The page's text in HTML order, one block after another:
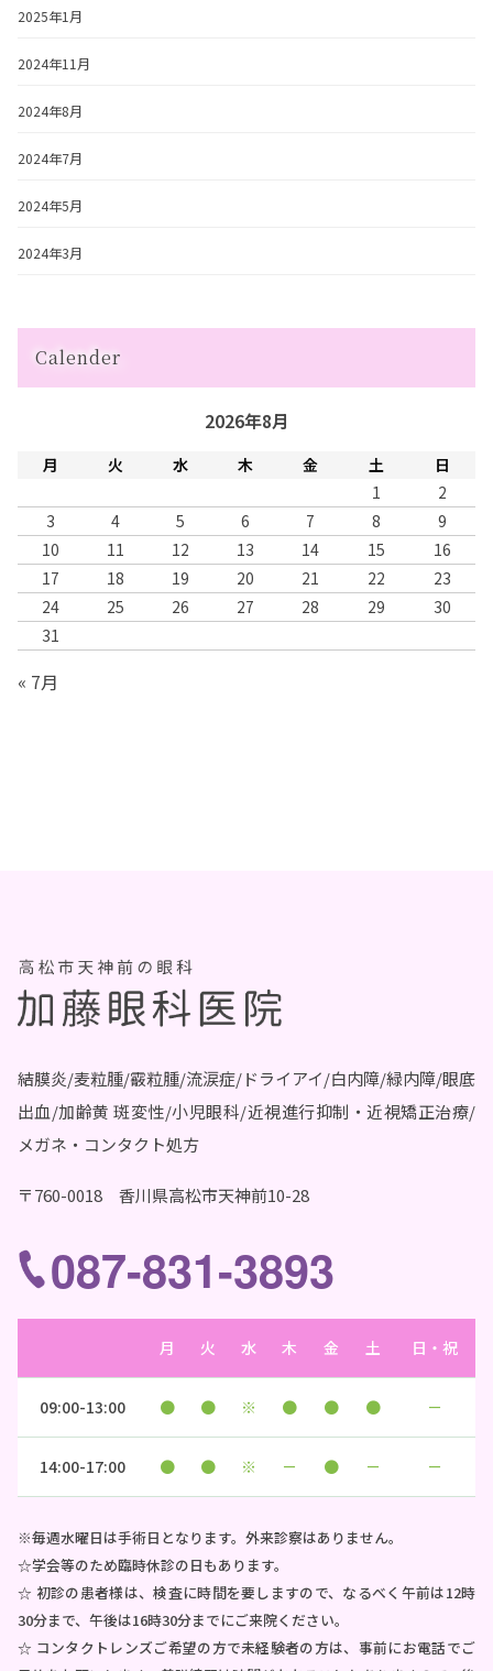
2025年1月
2024年11月
2024年8月
2024年7月
2024年5月
2024年3月
Calender
2026年8月
月 火 水 木 金 土
日
1
2
3
4 5 6 7 8
9
10
11 12 13 14 15
16
17
18 19 20 21 22
23
24
25 26 27 28 29
30
31
« 7月
結膜炎/麦粒腫/霰粒腫/流涙症/ドライアイ/白内障/緑内障/眼底
出血/加齢黄 斑変性/小児眼科/近視進行抑制・近視矯正治療/
メガネ・コンタクト処方
〒760-0018 香川県高松市天神前10-28
087-831-3893
月 火 水 木 金 土 日・祝
09:00-13:00 ● ● ※ ● ● ● －
14:00-17:00 ● ● ※ － ● － －
※毎週水曜日は手術日となります。外来診察はありません。
☆学会等のため臨時休診の日もあります。
☆ 初診の患者様は、検査に時間を要しますので、なるべく午前は12時
30分まで、午後は16時30分までにご来院ください。
☆ コンタクトレンズご希望の方で未経験者の方は、事前にお電話でご